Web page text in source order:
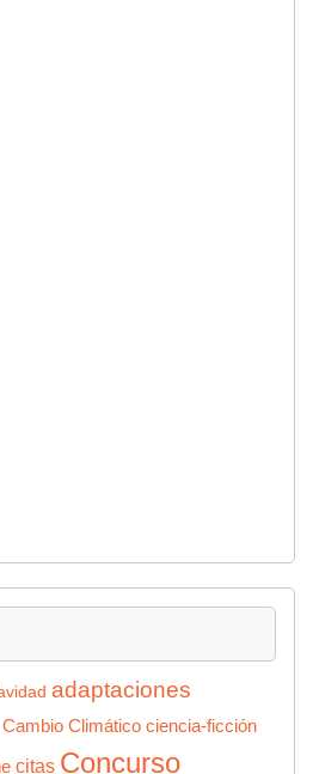
adaptaciones
Cambio Climático ciencia-ficción
citas Concurso